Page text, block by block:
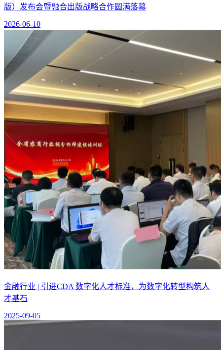
版）发布会暨融合出版战略合作圆满落幕
2026-06-10
金融行业 | 引进CDA 数字化人才标准，为数字化转型构筑人
才基石
2025-09-05